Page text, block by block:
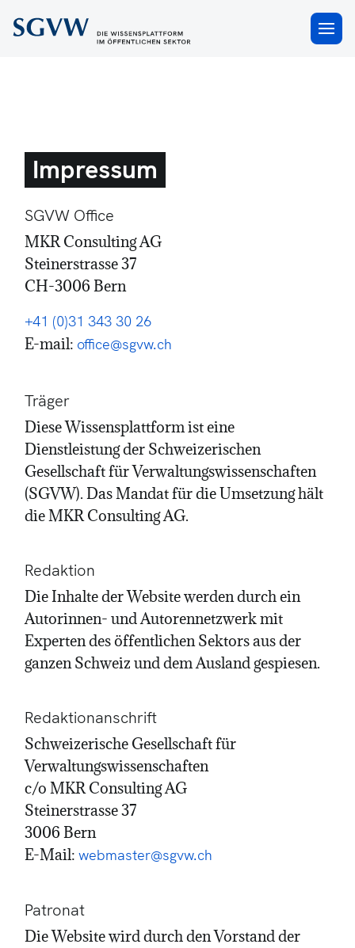
×
Impressum
SGVW Office
MKR Consulting AG
Steinerstrasse 37
CH-3006 Bern
+41 (0)31 343 30 26
E-mail: office@sgvw.ch
Träger
Diese Wissensplattform ist eine
Dienstleistung der Schweizerischen
Gesellschaft für Verwaltungswissenschaften
(SGVW). Das Mandat für die Umsetzung hält
die MKR Consulting AG.
Redaktion
Die Inhalte der Website werden durch ein
Autorinnen- und Autorennetzwerk mit
Experten des öffentlichen Sektors aus der
ganzen Schweiz und dem Ausland gespiesen.
Redaktionanschrift
Schweizerische Gesellschaft für
Verwaltungswissenschaften
c/o MKR Consulting AG
Steinerstrasse 37
3006 Bern
E-Mail: webmaster@sgvw.ch
Patronat
Die Website wird durch den Vorstand der